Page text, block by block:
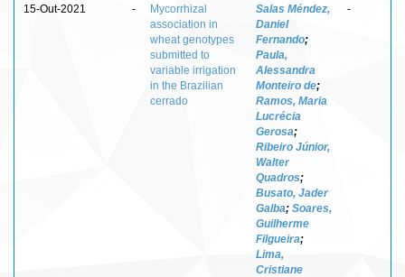
15-Out-2021 -
Mycorrhizal
association in
wheat genotypes
submitted to
variable irrigation
in the Brazilian
cerrado
Salas Méndez,
Daniel
Fernando;
Paula,
Alessandra
Monteiro de;
Ramos, Maria
Lucrécia
Gerosa;
Ribeiro Júnior,
Walter
Quadros;
Busato, Jader
Galba; Soares,
Guilherme
Filgueira;
Lima,
Cristiane
-